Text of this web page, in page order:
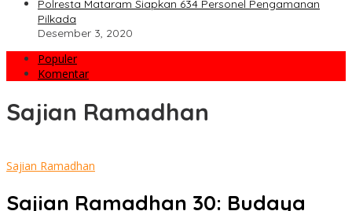
Polresta Mataram Siapkan 634 Personel Pengamanan
Pilkada
Desember 3, 2020
Populer
Komentar
Sajian Ramadhan
Sajian Ramadhan
Sajian Ramadhan 30: Budaya